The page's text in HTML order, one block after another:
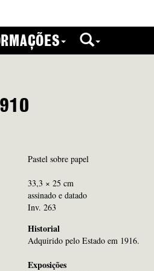
Pastel sobre papel
33,3 × 25 cm
assinado e datado
Inv. 263
Historial
Adquirido pelo Estado em 1916.
Exposições